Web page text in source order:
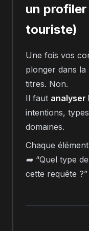
un profiler
touriste)
Une fois vos
plonger dans la
titres. Non.
Il faut analyser
intentions,
domaines.
Chaque
➡️ “Quel type
cette requête ?”